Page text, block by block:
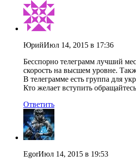
ЮрийИюл 14, 2015 в 17:36
Бесспорно телеграмм лучший
скорость на высшем уровне.
В телеграмме есть группа для
Кто желает вступить
Ответить
EgorИюл 14, 2015 в 19:53